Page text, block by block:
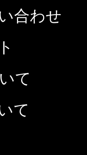
合わせ
て
て